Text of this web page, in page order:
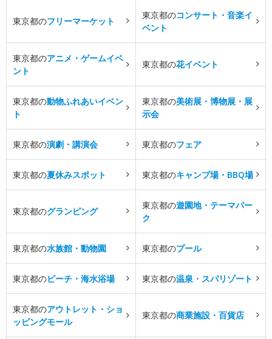
東京都のフリーマーケット
東京都のコンサート・音楽イ
ベント
東京都のアニメ・ゲームイベ
ント
東京都の花イベント
東京都の動物ふれあいイベン
ト
東京都の美術展・博物展・展
示会
東京都の演劇・講演会 東京都のフェア
東京都の夏休みスポット 東京都のキャンプ場・BBQ場
東京都のグランピング
東京都の遊園地・テーマパー
ク
東京都の水族館・動物園 東京都のプール
東京都のビーチ・海水浴場 東京都の温泉・スパリゾート
東京都のアウトレット・ショ
ッピングモール
東京都の商業施設・百貨店